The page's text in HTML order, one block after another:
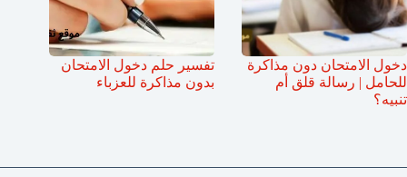
دخول الامتحان دون مذاكرة
للحامل | رسالة قلق أم
تنبيه؟
تفسير حلم دخول الامتحان
بدون مذاكرة للعزباء